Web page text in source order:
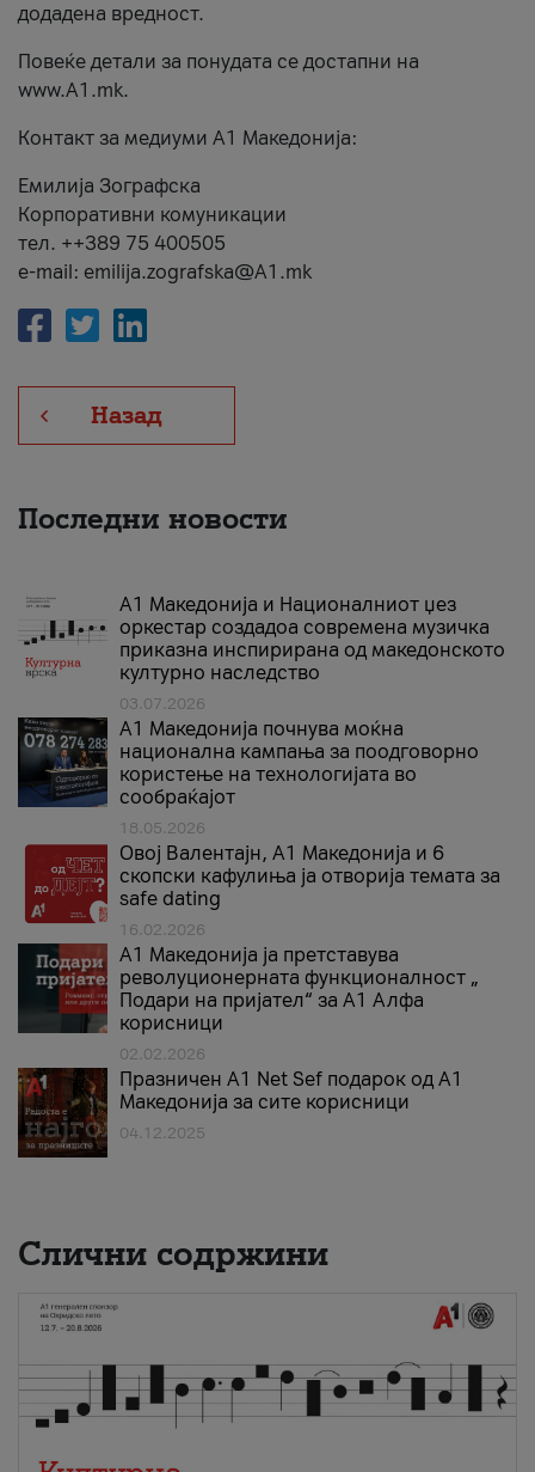
додадена вредност.
Повеќе детали за понудата се достапни на
www.А1.mk.
Контакт за медиуми А1 Македонија:
Емилија Зографска
Корпоративни комуникации
тел. ++389 75 400505
e-mail: emilija.zografska@A1.mk
Назад
Последни новости
А1 Македонија и Националниот џез
оркестар создадоа современа музичка
приказна инспирирана од македонското
културно наследство
03.07.2026
A1 Македонија почнува моќна
национална кампања за поодговорно
користење на технологијата во
сообраќајот
18.05.2026
Овој Валентајн, A1 Македонија и 6
скопски кафулиња ја отворија темата за
safe dating
16.02.2026
А1 Македонија ја претставува
револуционерната функционалност „
Подари на пријател“ за А1 Алфа
корисници
02.02.2026
Празничен A1 Net Sеf подарок од А1
Македонија за сите корисници
04.12.2025
Слични содржини